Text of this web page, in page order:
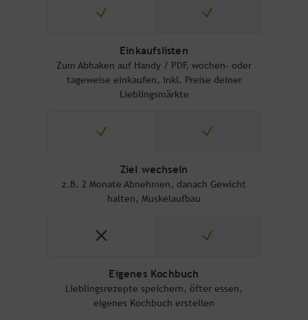
Einkaufslisten
Zum Abhaken auf Handy / PDF, wochen- oder
tageweise einkaufen, inkl. Preise deiner
Lieblingsmärkte
Ziel wechseln
z.B. 2 Monate Abnehmen, danach Gewicht
halten, Muskelaufbau
Eigenes Kochbuch
Lieblingsrezepte speichern, öfter essen,
eigenes Kochbuch erstellen